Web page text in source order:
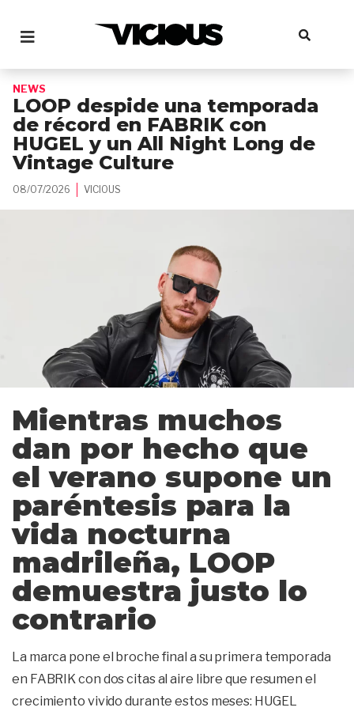
NEWS
LOOP despide una temporada
de récord en FABRIK con
HUGEL y un All Night Long de
Vintage Culture
08/07/2026 VICIOUS
Mientras muchos
dan por hecho que
el verano supone un
paréntesis para la
vida nocturna
madrileña, LOOP
demuestra justo lo
contrario
La marca pone el broche final a su primera temporada
en FABRIK con dos citas al aire libre que resumen el
crecimiento vivido durante estos meses: HUGEL